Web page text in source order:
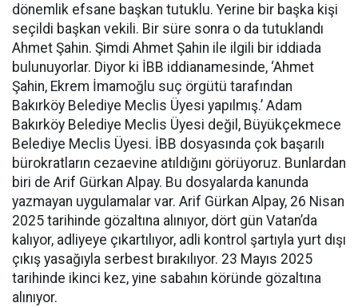
dönemlik efsane başkan tutuklu. Yerine bir başka kişi
seçildi başkan vekili. Bir süre sonra o da tutuklandı
Ahmet Şahin. Şimdi Ahmet Şahin ile ilgili bir iddiada
bulunuyorlar. Diyor ki İBB iddianamesinde, ‘Ahmet
Şahin, Ekrem İmamoğlu suç örgütü tarafından
Bakırköy Belediye Meclis Üyesi yapılmış.’ Adam
Bakırköy Belediye Meclis Üyesi değil, Büyükçekmece
Belediye Meclis Üyesi. İBB dosyasında çok başarılı
bürokratların cezaevine atıldığını görüyoruz. Bunlardan
biri de Arif Gürkan Alpay. Bu dosyalarda kanunda
yazmayan uygulamalar var. Arif Gürkan Alpay, 26 Nisan
2025 tarihinde gözaltına alınıyor, dört gün Vatan’da
kalıyor, adliyeye çıkartılıyor, adli kontrol şartıyla yurt dışı
çıkış yasağıyla serbest bırakılıyor. 23 Mayıs 2025
tarihinde ikinci kez, yine sabahın köründe gözaltına
alınıyor.